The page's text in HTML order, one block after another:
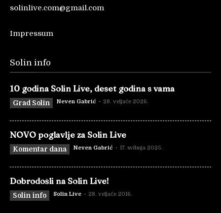
solinlive.com@gmail.com
Impressum
Solin info
10 godina Solin Live, deset godina s vama
Grad Solin Neven Gabrić - 28. veljače 2026.
NOVO poglavlje za Solin Live
Komentar dana Neven Gabrić - 17. svibnja 2025.
Dobrodošli na Solin Live!
Solin info Solin Live - 28. veljače 2016.